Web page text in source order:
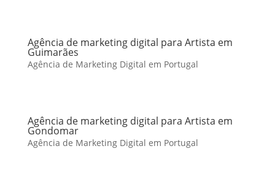
Agência de marketing digital para Artista em
Guimarães
Agência de Marketing Digital em Portugal
Agência de marketing digital para Artista em
Gondomar
Agência de Marketing Digital em Portugal